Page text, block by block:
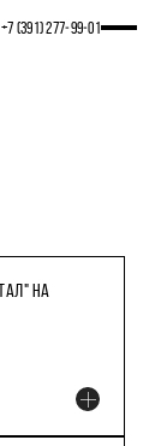
+7 (391) 277‒99‒01
НА